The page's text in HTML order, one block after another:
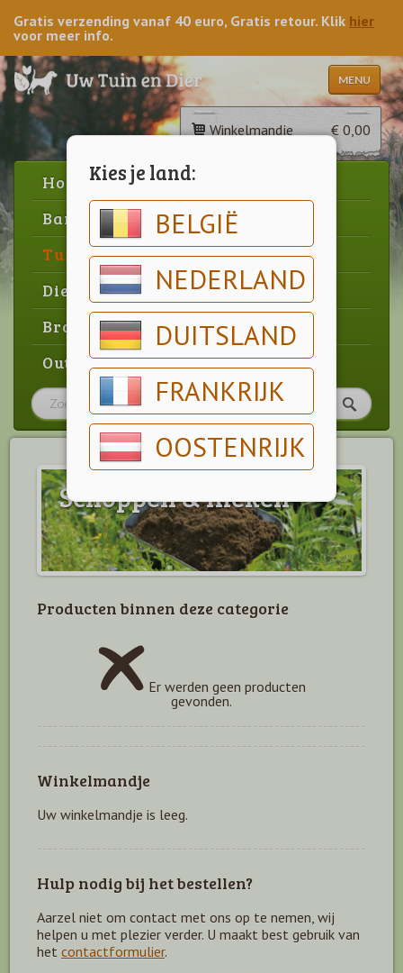
Kies je land:
BELGIË
NEDERLAND
DUITSLAND
FRANKRIJK
OOSTENRIJK
Gratis verzending vanaf 40 euro, Gratis retour. Klik hier
voor meer info.
MENU
Winkelmandje € 0,00
Home
Barbecue
Tuin
Dier
Brood & gebak
Outlet
Schoppen & Rieken
Producten binnen deze categorie
Er werden geen producten
gevonden.
Winkelmandje
Uw winkelmandje is leeg.
Hulp nodig bij het bestellen?
Aarzel niet om contact met ons op te nemen, wij
helpen u met plezier verder. U maakt best gebruik van
het contactformulier.